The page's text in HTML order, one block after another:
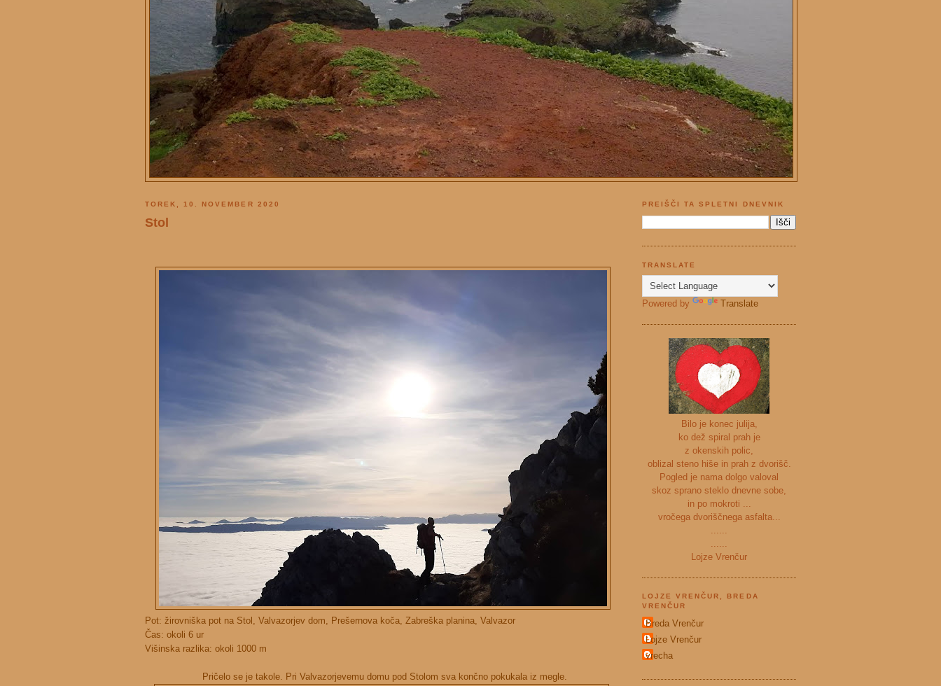
TOREK, 10. NOVEMBER 2020
Stol
Pot: žirovniška pot na Stol, Valvazorjev dom, Prešernova koča, Zabreška planina, Valvazor
Čas: okoli 6 ur
Višinska razlika: okoli 1000 m
Pričelo se je takole. Pri Valvazorjevemu domu pod Stolom sva končno pokukala iz megle.
PREIŠČI TA SPLETNI DNEVNIK
TRANSLATE
Powered by Translate
Bilo je konec julija,
ko dež spiral prah je
z okenskih polic,
oblizal steno hiše in prah z dvorišč.
Pogled je nama dolgo valoval
skoz sprano steklo dnevne sobe,
in po mokroti ...
vročega dvoriščnega asfalta...
......
......
Lojze Vrenčur
LOJZE VRENČUR, BREDA
VRENČUR
Breda Vrenčur
Lojze Vrenčur
vrecha